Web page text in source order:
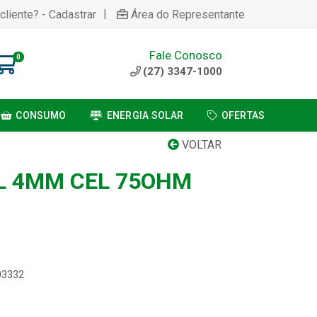
- Cadastrar | Área do Representante
0 Fale Conosco
(27) 3347-1000
CONSUMO ENERGIA SOLAR OFERTAS
VOLTAR
4MM CEL 75OHM